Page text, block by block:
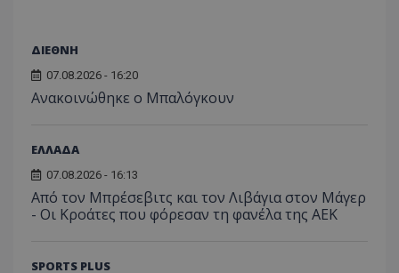
ΔΙΕΘΝΗ
07.08.2026 - 16:20
Ανακοινώθηκε ο Μπαλόγκουν
ΕΛΛΑΔΑ
07.08.2026 - 16:13
Από τον Μπρέσεβιτς και τον Λιβάγια στον Μάγερ
- Οι Κροάτες που φόρεσαν τη φανέλα της ΑΕΚ
SPORTS PLUS